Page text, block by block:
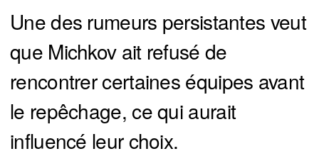
Une des rumeurs persistantes veut
que Michkov ait refusé de
rencontrer certaines équipes avant
le repêchage, ce qui aurait
influencé leur choix.